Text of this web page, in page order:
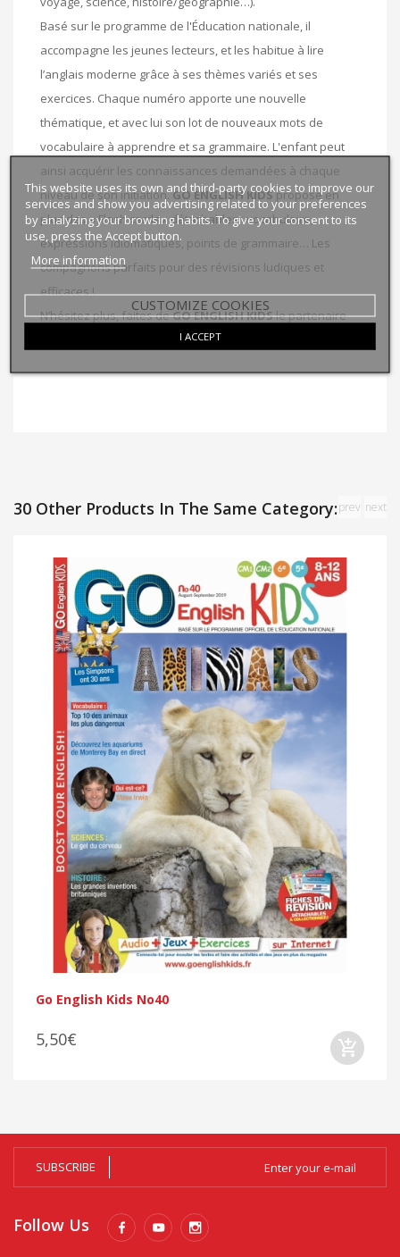
Basé sur le programme de l'Éducation nationale, il
accompagne les jeunes lecteurs, et les habitue à lire
l’anglais moderne grâce à ses thèmes variés et ses
exercices. Chaque numéro apporte une nouvelle
thématique, et avec lui son lot de nouveaux mots de
vocabulaire à apprendre et sa grammaire. L'enfant peut
ainsi acquérir les connaissances demandées à chaque
niveau de son initiation.GO ENGLISH KIDSpropose en
plus des « Flash cards » détachables : vocabulaire,
expressions idiomatiques, points de grammaire… Les
compagnons parfaits pour des révisions ludiques et
efficaces !
N’hésitez plus, faites deGO ENGLISH KIDSle partenaire
30 Other Products In The Same Category:
Go English Kids No40
5,50€
prev next
This website uses its own and third-party cookies to improve our
services and show you advertising related to your preferences
by analyzing your browsing habits. To give your consent to its
use, press the Accept button.
More information
CUSTOMIZE COOKIES
I ACCEPT
SUBSCRIBE
Follow Us